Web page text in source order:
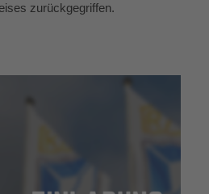
zurückgegriffen.